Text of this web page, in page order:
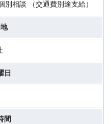
相談 （交通費別途支給）
日
間